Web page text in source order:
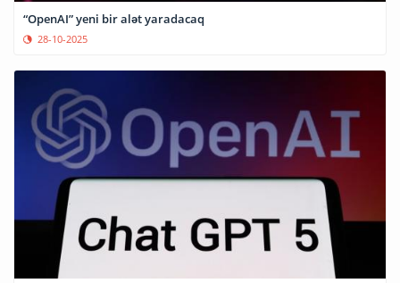
“OpenAI” yeni bir alət yaradacaq
28-10-2025